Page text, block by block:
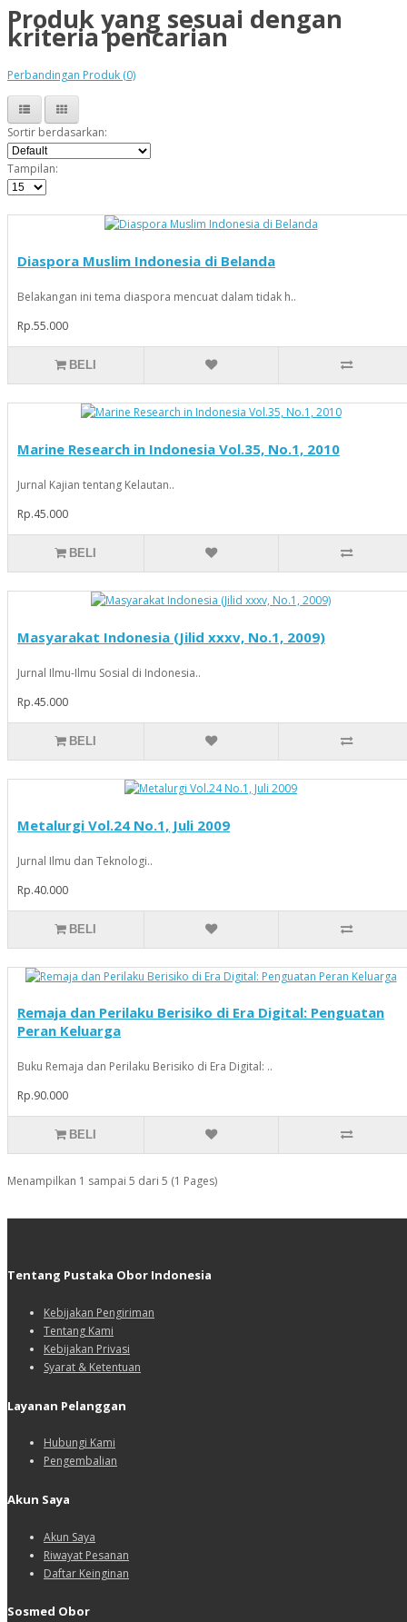
Produk yang sesuai dengan
kriteria pencarian
Perbandingan Produk (0)
Sortir berdasarkan:
Tampilan:
Diaspora Muslim Indonesia di Belanda
Belakangan ini tema diaspora mencuat dalam tidak h..
Rp.55.000
BELI
Marine Research in Indonesia Vol.35, No.1, 2010
Jurnal Kajian tentang Kelautan..
Rp.45.000
BELI
Masyarakat Indonesia (Jilid xxxv, No.1, 2009)
Jurnal Ilmu-Ilmu Sosial di Indonesia..
Rp.45.000
BELI
Metalurgi Vol.24 No.1, Juli 2009
Jurnal Ilmu dan Teknologi..
Rp.40.000
BELI
Remaja dan Perilaku Berisiko di Era Digital: Penguatan
Peran Keluarga
Buku Remaja dan Perilaku Berisiko di Era Digital: ..
Rp.90.000
BELI
Menampilkan 1 sampai 5 dari 5 (1 Pages)
Tentang Pustaka Obor Indonesia
Kebijakan Pengiriman
Tentang Kami
Kebijakan Privasi
Syarat & Ketentuan
Layanan Pelanggan
Hubungi Kami
Pengembalian
Akun Saya
Akun Saya
Riwayat Pesanan
Daftar Keinginan
Sosmed Obor